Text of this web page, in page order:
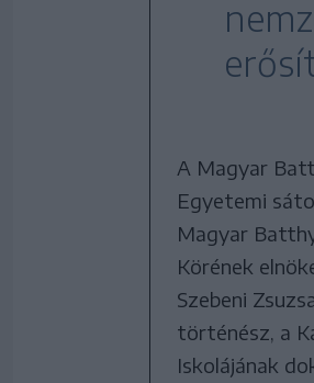
A Magyar
Egyetemi
Magyar
Körének
Szebeni
történész, a
Iskolájának